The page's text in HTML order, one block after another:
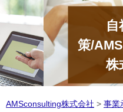
自
策/
株
AMSconsulting株式会社 > 事業